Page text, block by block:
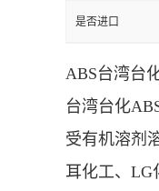
是否进口
ABS台湾
台湾台化
受有机溶剂
耳化工、LG